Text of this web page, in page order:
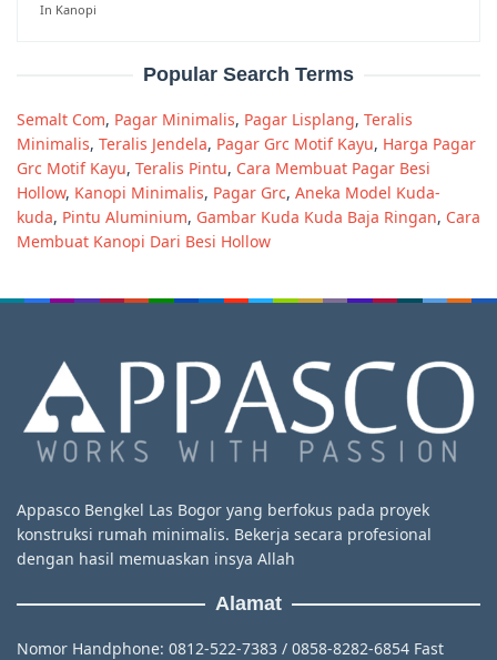
In Kanopi
Popular Search Terms
Semalt Com, Pagar Minimalis, Pagar Lisplang, Teralis
Minimalis, Teralis Jendela, Pagar Grc Motif Kayu, Harga Pagar
Grc Motif Kayu, Teralis Pintu, Cara Membuat Pagar Besi
Hollow, Kanopi Minimalis, Pagar Grc, Aneka Model Kuda-
kuda, Pintu Aluminium, Gambar Kuda Kuda Baja Ringan, Cara
Membuat Kanopi Dari Besi Hollow
Appasco Bengkel Las Bogor yang berfokus pada proyek
konstruksi rumah minimalis. Bekerja secara profesional
dengan hasil memuaskan insya Allah
Alamat
Nomor Handphone: 0812-522-7383 / 0858-8282-6854 Fast